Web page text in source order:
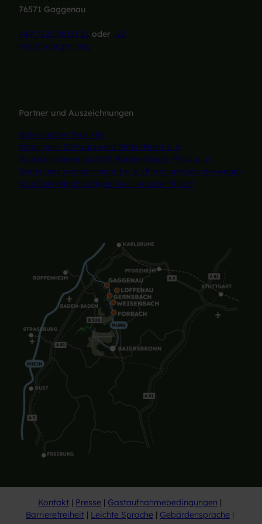
76571 Gaggenau
+49 7225 98131 21 oder -22
info@murgtal.org
Partner und Auszeichnungen
Baiersbronn Touristik
Naturpark Schwarzwald Mitte/Nord e. V.
Touristik-Gemeinschaft Baden-Elsass-Pfalz e. V.
Deutsches Wanderinstitut e. V. (Premium-Wanderwege)
TourCert (Nachhaltiges Tourismuszertifikat)
Kontakt Presse
Gastaufnahmebedingungen
Barrierefreiheit
Leichte Sprache
Gebärdensprache